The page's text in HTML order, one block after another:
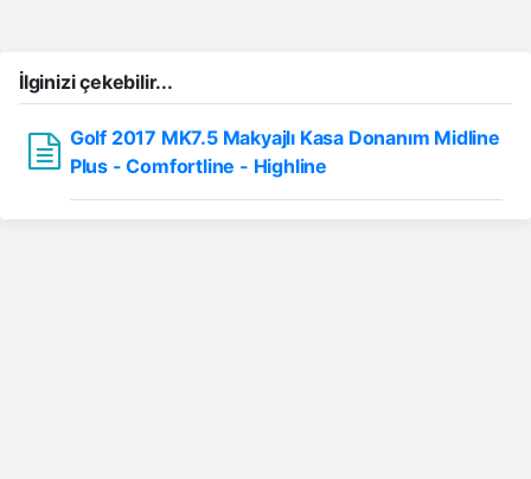
İlginizi çekebilir...
Golf 2017 MK7.5 Makyajlı Kasa Donanım Midline
Plus - Comfortline - Highline